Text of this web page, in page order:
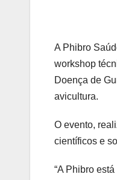
A Phibro
workshop
Doença de
avicultura.
O evento,
científicos e
“A Phibro